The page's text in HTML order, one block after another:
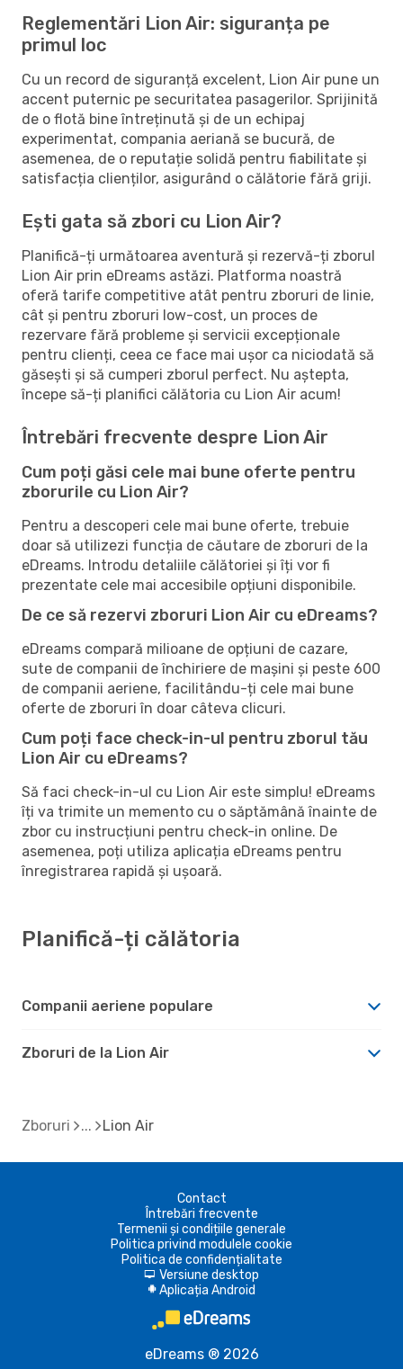
Reglementări Lion Air: siguranța pe
primul loc
Cu un record de siguranță excelent, Lion Air pune un
accent puternic pe securitatea pasagerilor. Sprijinită
de o flotă bine întreținută și de un echipaj
experimentat, compania aeriană se bucură, de
asemenea, de o reputație solidă pentru fiabilitate și
satisfacția clienților, asigurând o călătorie fără griji.
Ești gata să zbori cu Lion Air?
Planifică-ți următoarea aventură și rezervă-ți zborul
Lion Air prin eDreams astăzi. Platforma noastră
oferă tarife competitive atât pentru zboruri de linie,
cât și pentru zboruri low-cost, un proces de
rezervare fără probleme și servicii excepționale
pentru clienți, ceea ce face mai ușor ca niciodată să
găsești și să cumperi zborul perfect. Nu aștepta,
începe să-ți planifici călătoria cu Lion Air acum!
Întrebări frecvente despre Lion Air
Cum poți găsi cele mai bune oferte pentru
zborurile cu Lion Air?
Pentru a descoperi cele mai bune oferte, trebuie
doar să utilizezi funcția de căutare de zboruri de la
eDreams. Introdu detaliile călătoriei și îți vor fi
prezentate cele mai accesibile opțiuni disponibile.
De ce să rezervi zboruri Lion Air cu eDreams?
eDreams compară milioane de opțiuni de cazare,
sute de companii de închiriere de mașini și peste 600
de companii aeriene, facilitându-ți cele mai bune
oferte de zboruri în doar câteva clicuri.
Cum poți face check-in-ul pentru zborul tău
Lion Air cu eDreams?
Să faci check-in-ul cu Lion Air este simplu! eDreams
îți va trimite un memento cu o săptămână înainte de
zbor cu instrucțiuni pentru check-in online. De
asemenea, poți utiliza aplicația eDreams pentru
înregistrarea rapidă și ușoară.
Planifică-ți călătoria
Companii aeriene populare
Zboruri de la Lion Air
Zboruri Lion Air
Contact
Întrebări frecvente
Termenii și condițiile generale
Politica privind modulele cookie
Politica de confidențialitate
d Versiune desktop
A Aplicația Android
eDreams ® 2026